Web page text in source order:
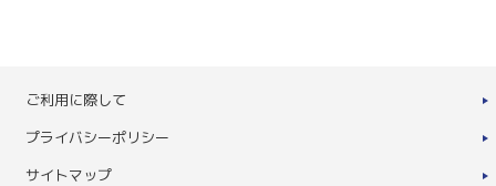
ご利用に際して
プライバシーポリシー
サイトマップ